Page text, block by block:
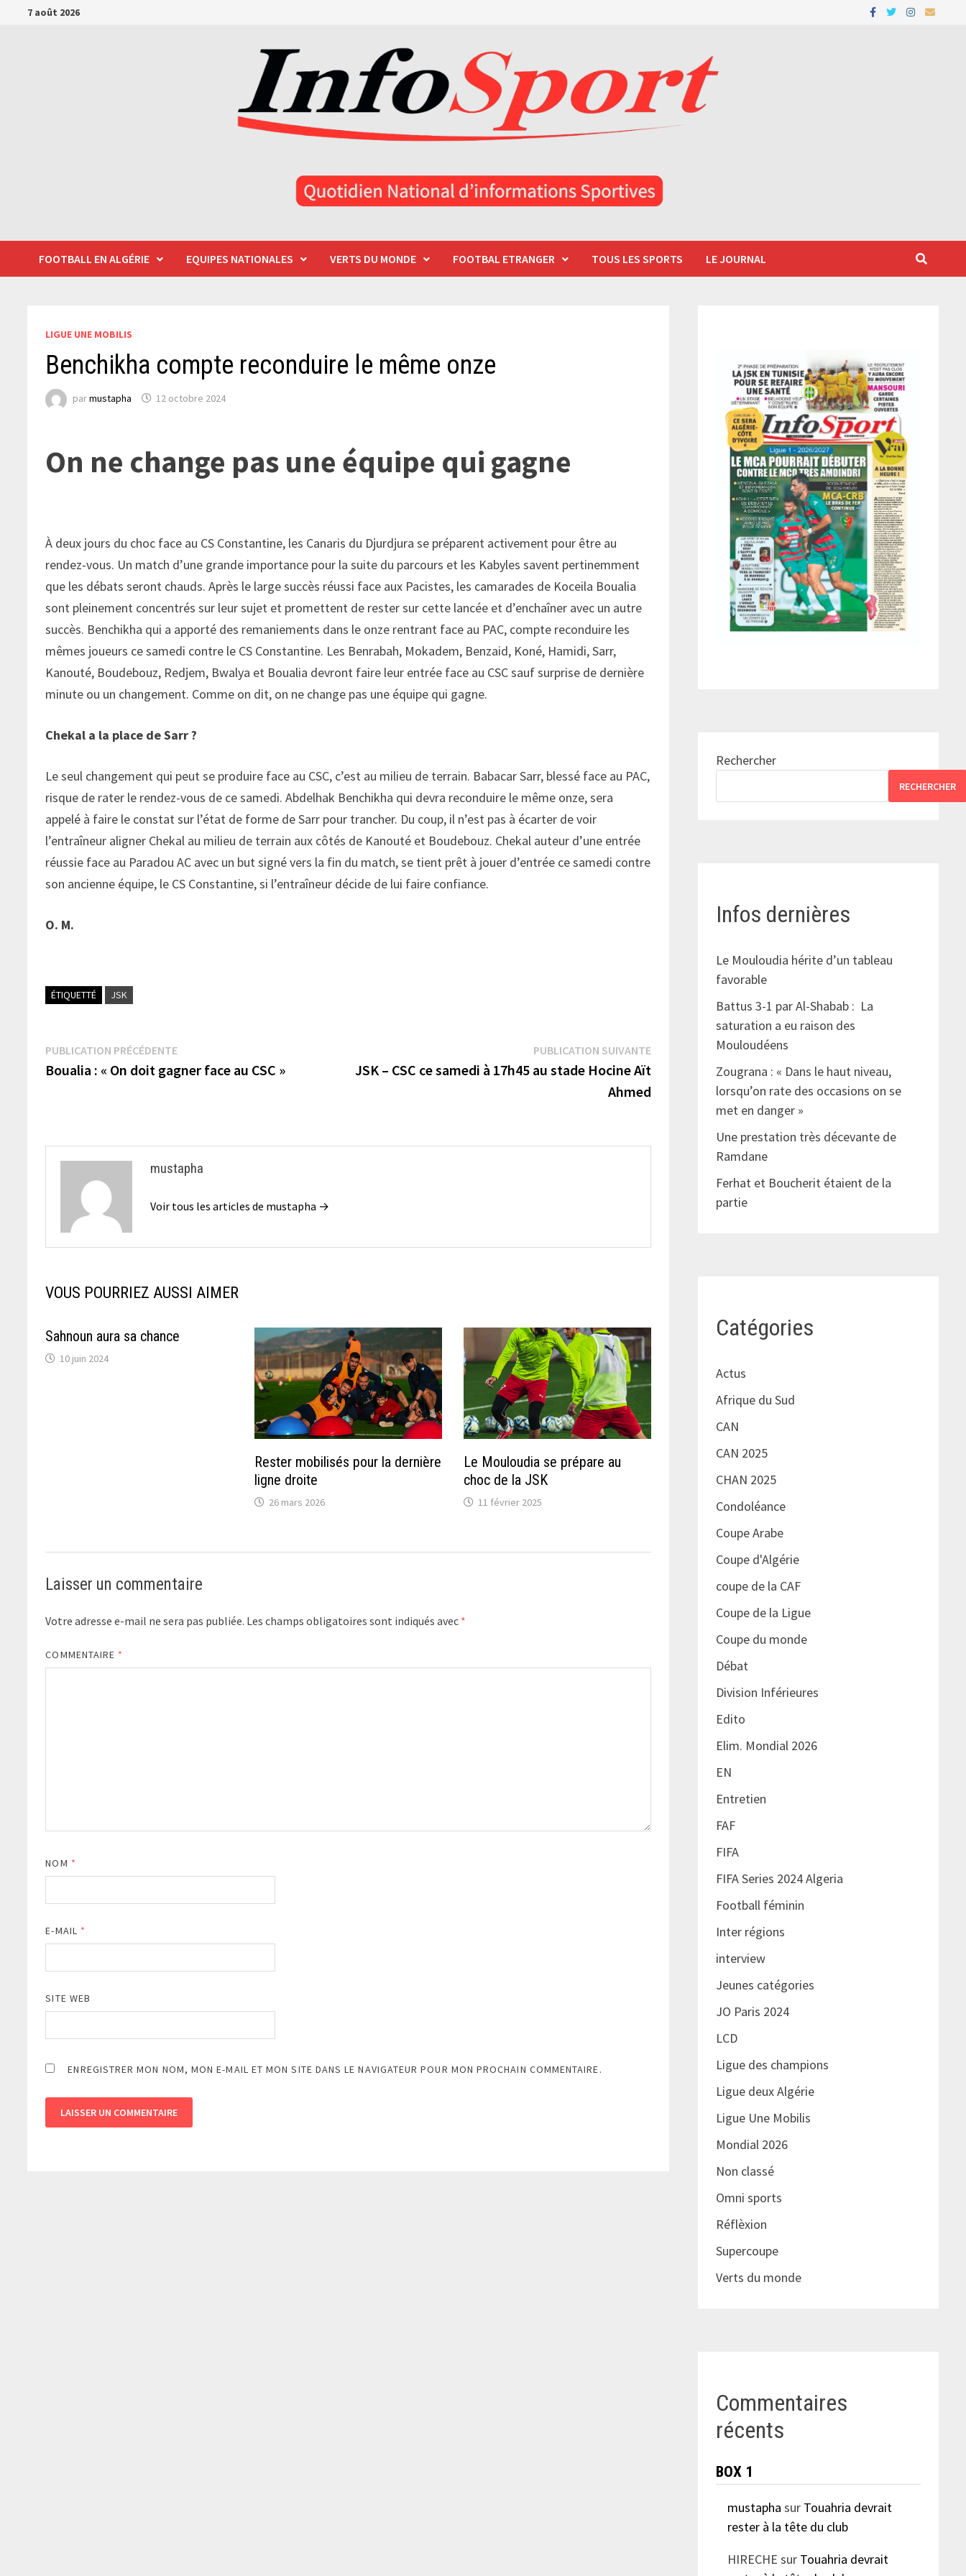
Passer7 août 2026
FOOTBALL EN ALGÉRIE EQUIPES NATIONALES VERTS DU MONDE FOOTBAL ETRANGER TOUS LES SPORTS LE JOURNAL
LIGUE UNE MOBILIS
Benchikha compte reconduire le même onze
parmustapha 12 octobre 2024
On ne change pas une équipe qui gagne
À deux jours du choc face au CS Constantine, les Canaris du Djurdjura se préparent activement pour être au
rendez-vous. Un match d’une grande importance pour la suite du parcours et les Kabyles savent pertinemment
que les débats seront chauds. Après le large succès réussi face aux Pacistes, les camarades de Koceila Boualia
sont pleinement concentrés sur leur sujet et promettent de rester sur cette lancée et d’enchaîner avec un autre
succès. Benchikha qui a apporté des remaniements dans le onze rentrant face au PAC, compte reconduire les
mêmes joueurs ce samedi contre le CS Constantine. Les Benrabah, Mokadem, Benzaid, Koné, Hamidi, Sarr,
Kanouté, Boudebouz, Redjem, Bwalya et Boualia devront faire leur entrée face au CSC sauf surprise de dernière
minute ou un changement. Comme on dit, on ne change pas une équipe qui gagne.
Chekal a la place de Sarr ?
Le seul changement qui peut se produire face au CSC, c’est au milieu de terrain. Babacar Sarr, blessé face au PAC,
risque de rater le rendez-vous de ce samedi. Abdelhak Benchikha qui devra reconduire le même onze, sera
appelé à faire le constat sur l’état de forme de Sarr pour trancher. Du coup, il n’est pas à écarter de voir
l’entraîneur aligner Chekal au milieu de terrain aux côtés de Kanouté et Boudebouz. Chekal auteur d’une entrée
réussie face au Paradou AC avec un but signé vers la fin du match, se tient prêt à jouer d’entrée ce samedi contre
son ancienne équipe, le CS Constantine, si l’entraîneur décide de lui faire confiance.
O. M.
ÉTIQUETTÉ JSK
Navigation
de
PUBLICATION PRÉCÉDENTEPublication
précédente :
Boualia : « On doit gagner face au CSC »
PUBLICATION SUIVANTEPublication
suivante :
JSK – CSC ce samedi à 17h45 au stade Hocine Aït
Ahmed
mustapha
Voir tous les articles de mustapha →
VOUS POURRIEZ AUSSI AIMER
Sahnoun aura sa chance
10 juin 2024
Rester mobilisés pour la dernière
ligne droite
26 mars 2026
Le Mouloudia se prépare au
choc de la JSK
11 février 2025
Laisser un commentaire
Votre adresse e-mail ne sera pas publiée. Les champs obligatoires sont indiqués avec *
COMMENTAIRE *
NOM *
E-MAIL *
SITE WEB
ENREGISTRER MON NOM, MON E-MAIL ET MON SITE DANS LE NAVIGATEUR POUR MON PROCHAIN COMMENTAIRE.
Rechercher
RECHERCHER
Infos dernières
Le Mouloudia hérite d’un tableau
favorable
Battus 3-1 par Al-Shabab : La
saturation a eu raison des
Mouloudéens
Zougrana : « Dans le haut niveau,
lorsqu’on rate des occasions on se
met en danger »
Une prestation très décevante de
Ramdane
Ferhat et Boucherit étaient de la
partie
Catégories
Actus
Afrique du Sud
CAN
CAN 2025
CHAN 2025
Condoléance
Coupe Arabe
Coupe d'Algérie
coupe de la CAF
Coupe de la Ligue
Coupe du monde
Débat
Division Inférieures
Edito
Elim. Mondial 2026
EN
Entretien
FAF
FIFA
FIFA Series 2024 Algeria
Football féminin
Inter régions
interview
Jeunes catégories
JO Paris 2024
LCD
Ligue des champions
Ligue deux Algérie
Ligue Une Mobilis
Mondial 2026
Non classé
Omni sports
Réflèxion
Supercoupe
Verts du monde
Commentaires
récents
BOX 1
mustapha sur Touahria devrait
rester à la tête du club
HIRECHE sur Touahria devrait